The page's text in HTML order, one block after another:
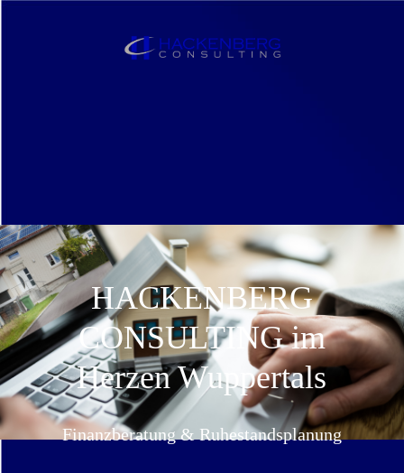
HACKENBERG
CONSULTING im
Herzen Wuppertals
Finanzberatung & Ruhestandsplanung